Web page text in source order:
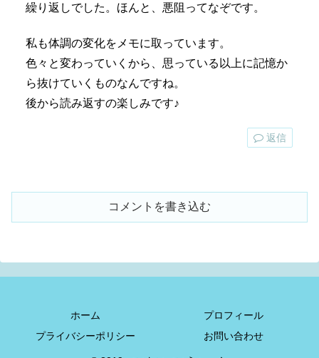
繰り返しでした。ほんと、悪阻ってなぞです。
私も体調の変化をメモに取っています。
色々と変わっていくから、思っている以上に記憶か
ら抜けていくものなんですね。
後から読み返すの楽しみです♪
返信
コメントを書き込む
ホーム
プロフィール
プライバシーポリシー
お問い合わせ